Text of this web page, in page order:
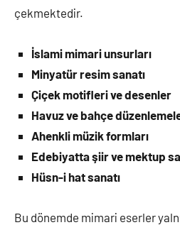
çekmektedir.
İslami mimari unsurları
Minyatür resim sanatı
Çiçek motifleri ve desenler
Havuz ve bahçe
Ahenkli müzik formları
Edebiyatta şiir ve mektup
Hüsn-i hat sanatı
Bu dönemde mimari eserler